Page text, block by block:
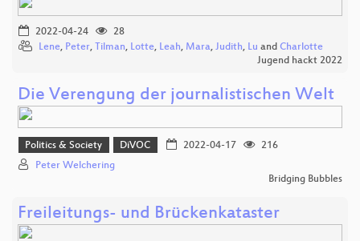
2022-04-24
28
Lene, Peter, Tilman, Lotte, Leah, Mara, Judith, Lu and Charlotte
Jugend hackt 2022
Die Verengung der journalistischen Welt
Politics & Society DiVOC 2022-04-17
216
Peter Welchering
Bridging Bubbles
Freileitungs- und Brückenkataster